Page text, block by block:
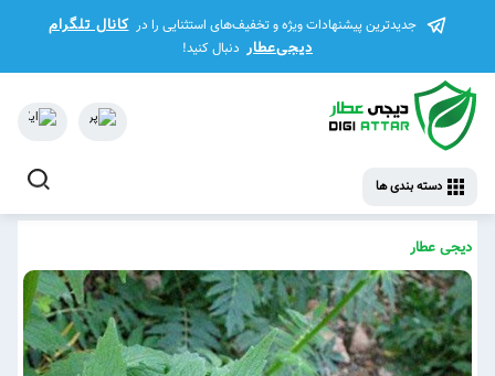
جدیدترین پیشنهادات ویژه و تخفیف‌های استثنایی را در کانال تلگرام
دیجی‌عطار دنبال کنید!
دسته بندی ها
دیجی عطار